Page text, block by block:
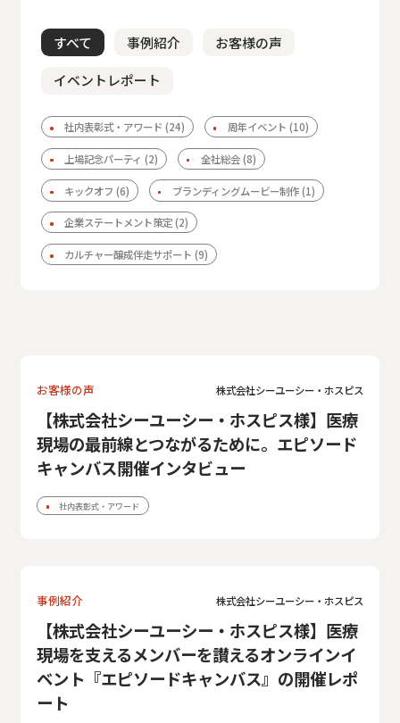
すべて 事例紹介 お客様の声
イベントレポート
社内表彰式・アワード (24) 周年イベント (10)
上場記念パーティ (2) 全社総会(8)
キックオフ (6) ブランディングムービー制作(1)
企業ステートメント策定(2)
カルチャー醸成伴走サポート (9)
お客様の声 株式会社シーユーシー・ホスピス
【株式会社シーユーシー・ホスピス様】医療
現場の最前線とつながるために。エピソード
キャンバス開催インタビュー
社内表彰式・アワード
事例紹介 株式会社シーユーシー・ホスピス
【株式会社シーユーシー・ホスピス様】医療
現場を支えるメンバーを讃えるオンラインイ
ベント『エピソードキャンバス』の開催レポ
ート